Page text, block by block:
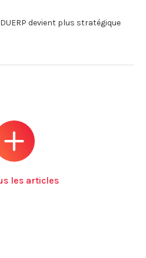
devient plus stratégique
les articles